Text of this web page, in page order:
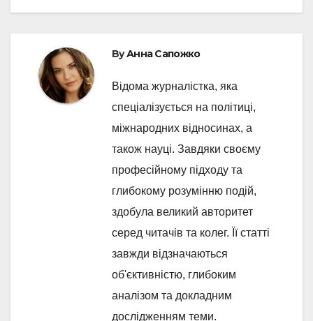
ByАнна Сапожко
Відома журналістка, яка
спеціалізується на політиці,
міжнародних відносинах, а
також науці. Завдяки своєму
професійному підходу та
глибокому розумінню подій,
здобула великий авторитет
серед читачів та колег. Її статті
завжди відзначаються
об'єктивністю, глибоким
аналізом та докладним
дослідженням теми.